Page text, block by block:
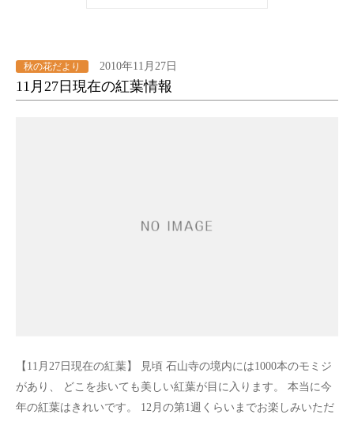
秋の花だより 2010年11月27日
11月27日現在の紅葉情報
【11月27日現在の紅葉】 見頃 石山寺の境内には1000本のモミジ
があり、 どこを歩いても美しい紅葉が目に入ります。 本当に今
年の紅葉はきれいです。 12月の第1週くらいまでお楽しみいただ